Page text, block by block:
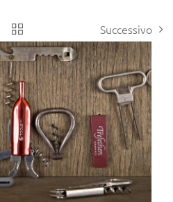
Successivo